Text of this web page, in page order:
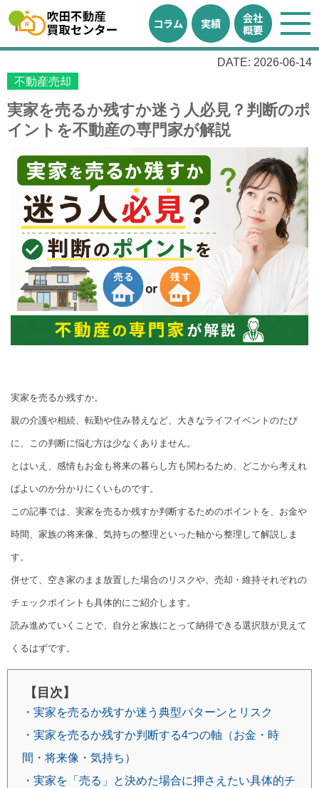
コラム 実績
会社
概要
DATE: 2026-06-14
不動産売却
実家を売るか残すか迷う人必見？判断のポ
イントを不動産の専門家が解説
実家を売るか残すか。
親の介護や相続、転勤や住み替えなど、大きなライフイベントのたび
に、この判断に悩む方は少なくありません。
とはいえ、感情もお金も将来の暮らし方も関わるため、どこから考えれ
ばよいのか分かりにくいものです。
この記事では、実家を売るか残すか判断するためのポイントを、お金や
時間、家族の将来像、気持ちの整理といった軸から整理して解説しま
す。
併せて、空き家のまま放置した場合のリスクや、売却・維持それぞれの
チェックポイントも具体的にご紹介します。
読み進めていくことで、自分と家族にとって納得できる選択肢が見えて
くるはずです。
【目次】
・実家を売るか残すか迷う典型パターンとリスク
・実家を売るか残すか判断する4つの軸（お金・時
間・将来像・気持ち）
・実家を「売る」と決めた場合に押さえたい具体的チ